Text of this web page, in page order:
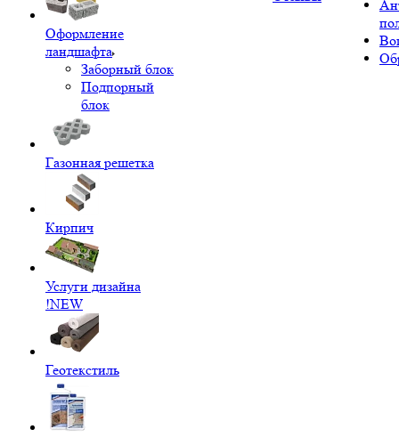
Оформление
ландшафта
Заборный блок
Подпорный
блок
Газонная решетка
Кирпич
Услуги дизайна
!NEW
Геотекстиль